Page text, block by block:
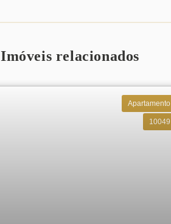
Imóveis relacionados
Apartamento
10049